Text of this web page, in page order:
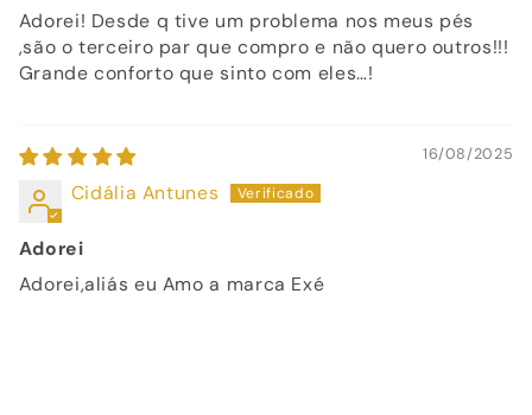
Adorei! Desde q tive um problema nos meus pés
,são o terceiro par que compro e não quero outros!!!
Grande conforto que sinto com eles…!
16/08/2025
Cidália Antunes
Adorei
Adorei,aliás eu Amo a marca Exé